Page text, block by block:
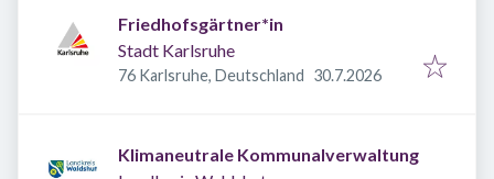
Friedhofsgärtner*in
Stadt Karlsruhe
76 Karlsruhe, Deutschland Veröffentlicht
30.7.2026
Klimaneutrale Kommunalverwaltung